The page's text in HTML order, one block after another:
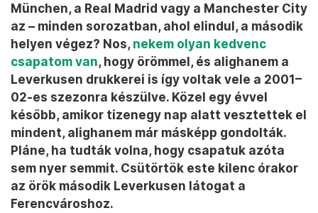
München, a Real Madrid vagy a Manchester City
az – minden sorozatban, ahol elindul, a második
helyen végez? Nos,nekem olyan kedvenc
csapatom van, hogy örömmel, és alighanem a
Leverkusen drukkerei is így voltak vele a 2001–
02-es szezonra készülve. Közel egy évvel
később, amikor tizenegy nap alatt vesztettek el
mindent, alighanem már másképp gondolták.
Pláne, ha tudták volna, hogy csapatuk azóta
sem nyer semmit. Csütörtök este kilenc órakor
az örök második Leverkusen látogat a
Ferencvároshoz.